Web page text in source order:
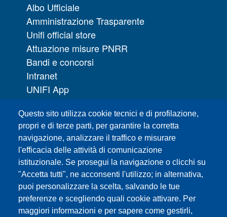
Questo sito utilizza cookie tecnici e di profilazione,
propri e di terze parti, per garantire la corretta
navigazione, analizzare il traffico e misurare
l'efficacia delle attività di comunicazione
istituzionale. Se prosegui la navigazione o clicchi su
"Accetta tutti", ne acconsenti l'utilizzo; in alternativa,
puoi personalizzare la scelta, salvando le tue
preferenze e scegliendo quali cookie attivare. Per
maggiori informazioni e per sapere come gestirli,
Albo Ufficiale
Amministrazione Trasparente
Unifi official store
Attuazione misure PNRR
Bandi e concorsi
Intranet
UNIFI App
URP | Ufficio Relazioni con il Pubblico
Sedi
Mappa del sito
Webmaster e redazione web
Elenco dei siti tematici
Accessibilità